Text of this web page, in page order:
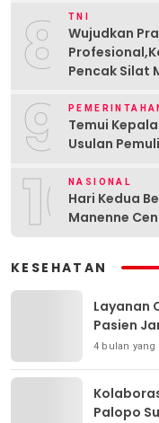
8 TNI
Wujudkan
Pencak Silat
9
Temui
Usulan
10NASIONAL
Hari Kedua
Manenne
KESEHATAN
Layanan
Pasien
4 bulan yang
Palopo